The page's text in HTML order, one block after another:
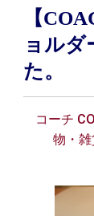
【
ョルダ
た。
コーチ
物・雑